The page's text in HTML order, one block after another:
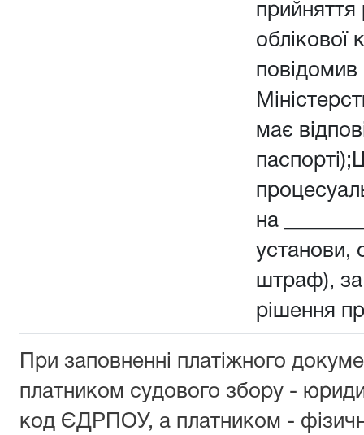
прийняття
облікової
повідомив
має
на
установи,
штраф),
рішення
При заповненні платіжного
платником судового збору -
код ЄДРПОУ, а платником -